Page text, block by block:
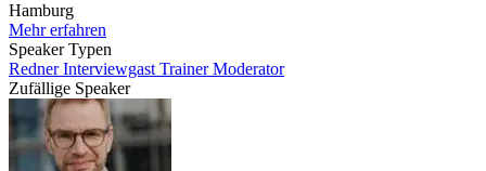
Hamburg
Mehr erfahren
Speaker Typen
RednerInterviewgast TrainerModerator
Zufällige Speaker